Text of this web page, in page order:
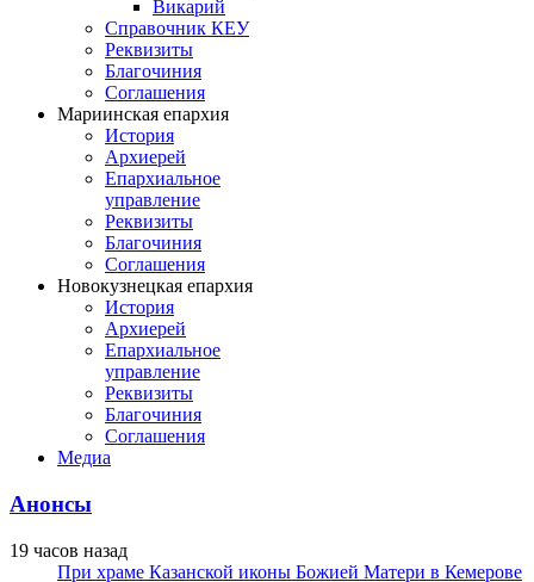
Викарий
Справочник КЕУ
Реквизиты
Благочиния
Соглашения
Мариинская епархия
История
Архиерей
Епархиальное
управление
Реквизиты
Благочиния
Соглашения
Новокузнецкая епархия
История
Архиерей
Епархиальное
управление
Реквизиты
Благочиния
Соглашения
Медиа
Анонсы
19 часов назад
При храме Казанской иконы Божией Матери в Кемерове